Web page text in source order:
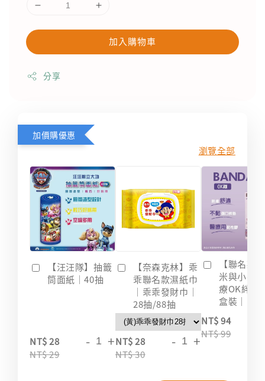
加入購物車
分享
加價購優惠
瀏覽全部
【汪汪隊】抽籤
筒面紙｜40抽
NT$ 28
NT$ 29
- +
【奈森克林】乖
乖聯名款濕紙巾
｜乖乖發財巾｜
28抽/88抽
NT$ 28
NT$ 30
- +
【聯名款
米與小惡
療OK絆｜
盒裝｜台
NT$ 94
NT$ 99